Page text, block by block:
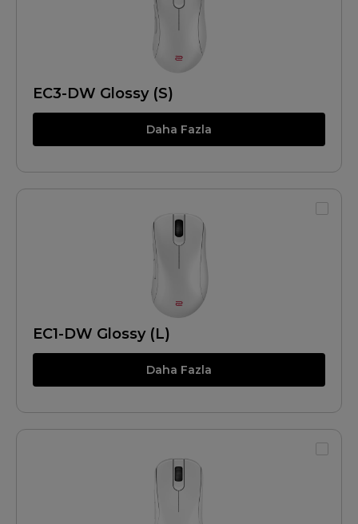
EC3-DW Glossy (S)
Daha Fazla
EC1-DW Glossy (L)
Daha Fazla